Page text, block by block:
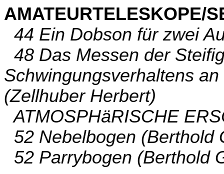
AMATEURTELESKOPE/
44 Ein Dobson für zwei
48 Das Messen der
Schwingungsverhaltens
(Zellhuber Herbert)
ATMOSPHäRISCHE
52 Nebelbogen (Berthold
52 Parrybogen (Berthold